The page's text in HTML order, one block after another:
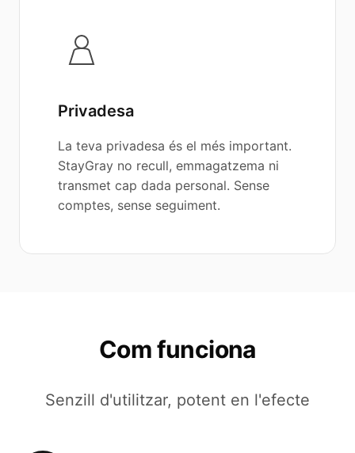
Privadesa
La teva privadesa és el més important.
StayGray no recull, emmagatzema ni
transmet cap dada personal. Sense
comptes, sense seguiment.
Com funciona
Senzill d'utilitzar, potent en l'efecte